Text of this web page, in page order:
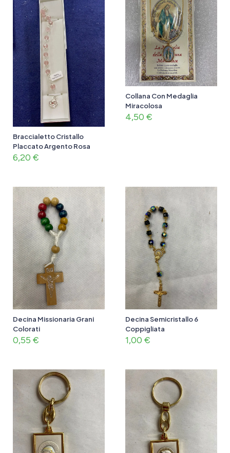
Braccialetto Cristallo
Placcato Argento Rosa
6,20 €
Collana Con Medaglia
Miracolosa
4,50 €
Decina Missionaria Grani
Colorati
0,55 €
Decina Semicristallo 6
Coppigliata
1,00 €